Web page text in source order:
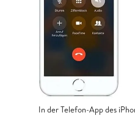
In der Telefon-App des